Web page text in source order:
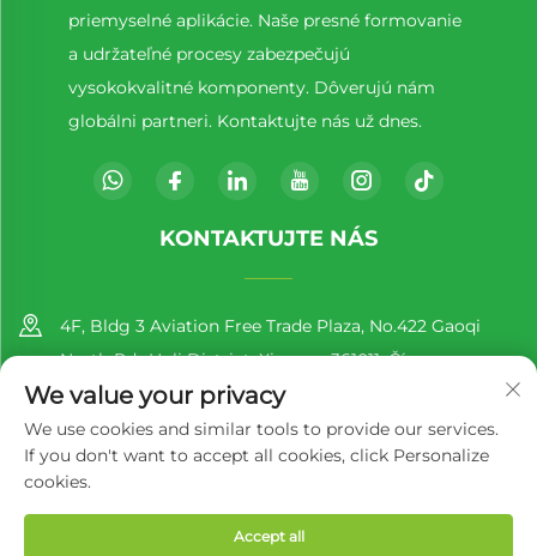
priemyselné aplikácie. Naše presné formovanie
a udržateľné procesy zabezpečujú
vysokokvalitné komponenty. Dôverujú nám
globálni partneri. Kontaktujte nás už dnes.
KONTAKTUJTE NÁS
4F, Bldg 3 Aviation Free Trade Plaza, No.422 Gaoqi
North Rd., Huli District, Xiamen, 361011, Čína
+86-13860188777
[email protected]
Autorské práva © 2025 spoločnosti Richer EcoPack (Xiamen)
We value your privacy
We use cookies and similar tools to provide our services.
If you don't want to accept all cookies, click Personalize
cookies.
Accept all